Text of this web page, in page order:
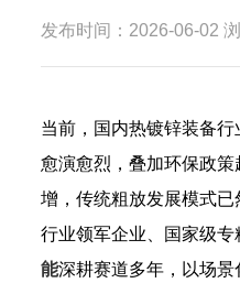
发布时间：2026-06-02
当前，国内热镀锌装备
愈演愈烈，叠加环保政
增，传统粗放发展模式
行业领军企业、国家级专
能深耕赛道多年，以场